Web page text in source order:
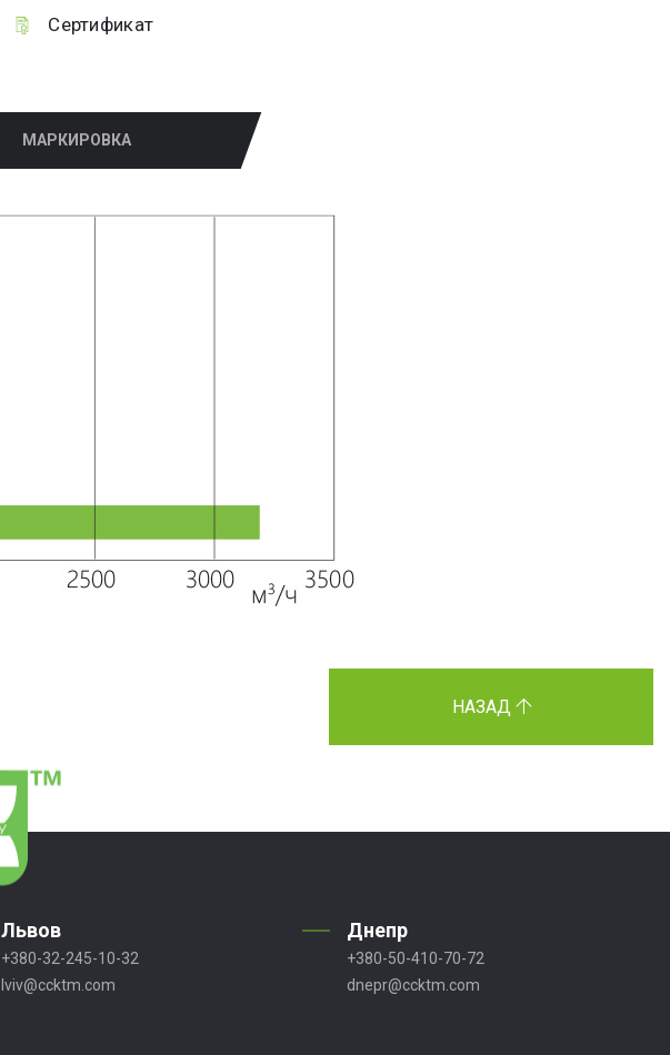
Сертификат
МАРКИРОВКА
НАЗАД
Львов
+380-32-245-10-32
lviv@ccktm.com
Днепр
+380-50-410-70-72
dnepr@ccktm.com